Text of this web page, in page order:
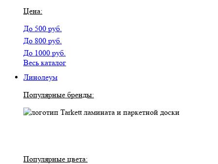
Цена:
До 500 руб.
До 800 руб.
До 1000 руб.
Весь каталог
Линолеум
Популярные бренды:
Популярные цвета: